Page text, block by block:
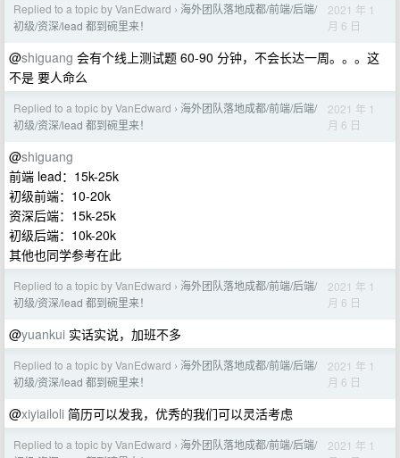
Replied to a topic by VanEdward › 海外团队落地成都/前端/后端/
初级/资深/lead 都到碗里来！
2021 年 1
月 6 日
@shiguang 会有个线上测试题 60-90 分钟，不会长达一周。。。这
不是 要人命么
Replied to a topic by VanEdward › 海外团队落地成都/前端/后端/
初级/资深/lead 都到碗里来！
2021 年 1
月 6 日
@shiguang
前端 lead：15k-25k
初级前端：10-20k
资深后端：15k-25k
初级后端：10k-20k
其他也同学参考在此
Replied to a topic by VanEdward › 海外团队落地成都/前端/后端/
初级/资深/lead 都到碗里来！
2021 年 1
月 6 日
@yuankui 实话实说，加班不多
Replied to a topic by VanEdward › 海外团队落地成都/前端/后端/
初级/资深/lead 都到碗里来！
2021 年 1
月 6 日
@xiyiailoli 简历可以发我，优秀的我们可以灵活考虑
Replied to a topic by VanEdward › 海外团队落地成都/前端/后端/
2021 年 1